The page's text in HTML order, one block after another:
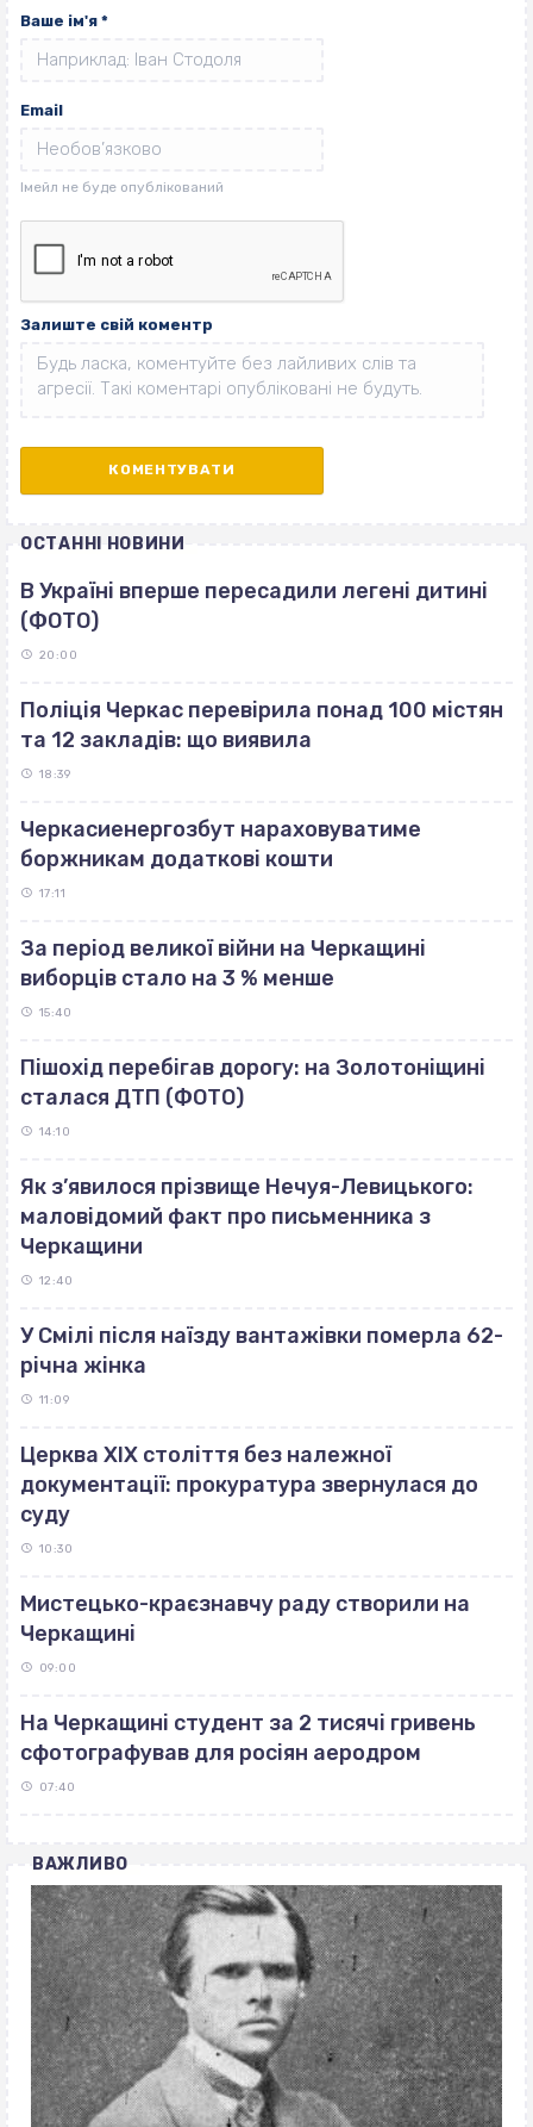
Ваше ім'я *
Email
Залиште свій коментр
ОСТАННІ НОВИНИ
В Україні вперше пересадили легені дитині
(ФОТО)
20:00
Поліція Черкас перевірила понад 100 містян
та 12 закладів: що виявила
18:39
Черкасиенергозбут нараховуватиме
боржникам додаткові кошти
17:11
За період великої війни на Черкащині
виборців стало на 3 % менше
15:40
Пішохід перебігав дорогу: на Золотоніщині
сталася ДТП (ФОТО)
14:10
Як з’явилося прізвище Нечуя-Левицького:
маловідомий факт про письменника з
Черкащини
12:40
У Смілі після наїзду вантажівки померла 62-
річна жінка
11:09
Церква ХІХ століття без належної
документації: прокуратура звернулася до
суду
10:30
Мистецько-краєзнавчу раду створили на
Черкащині
09:00
На Черкащині студент за 2 тисячі гривень
сфотографував для росіян аеродром
07:40
ВАЖЛИВО